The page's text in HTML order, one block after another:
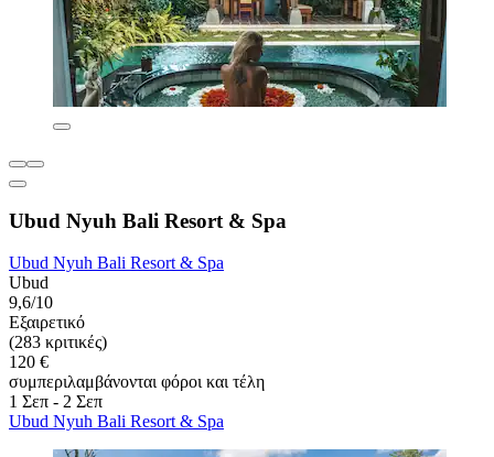
Ubud Nyuh Bali Resort & Spa
Ubud Nyuh Bali Resort & Spa
Ubud
9,6/10
Εξαιρετικό
(283 κριτικές)
120 €
συμπεριλαμβάνονται φόροι και τέλη
1 Σεπ - 2 Σεπ
Ubud Nyuh Bali Resort & Spa